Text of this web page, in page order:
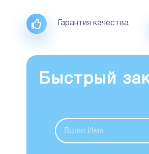
Гарантия качества
Быстрый